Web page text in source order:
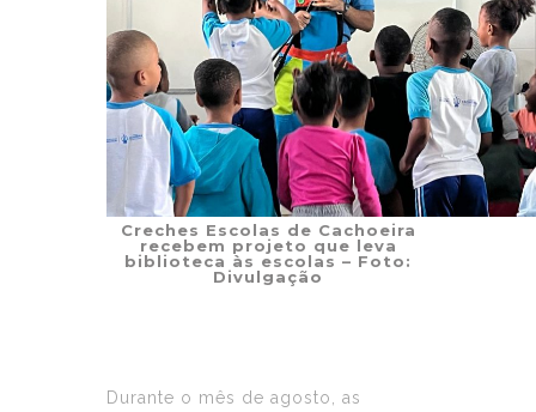
Creches Escolas de Cachoeira
recebem projeto que leva
biblioteca às escolas – Foto:
Divulgação
Durante o mês de agosto, as